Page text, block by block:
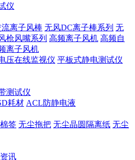
仪
离子风棒 无风DC离子棒系列 无
枪风嘴系列 高频离子风机 高频自
离子风机
压在线监视仪 平板式静电测试仪
测试仪
耗材 ACL防静电液
签 无尘拖把 无尘晶圆隔离纸 无尘
讯